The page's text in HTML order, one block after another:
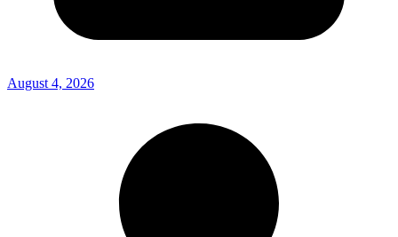
August 4, 2026